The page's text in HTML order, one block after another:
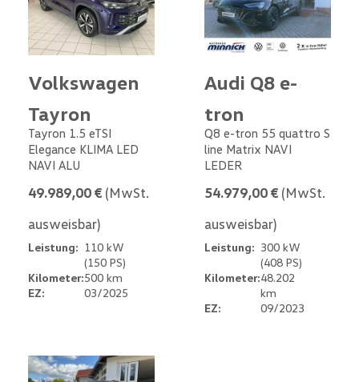
Volkswagen
Tayron
Tayron 1.5 eTSI
Elegance KLIMA LED
NAVI ALU
49.989,00 € (MwSt.
ausweisbar)
Leistung: 110 kW
(150 PS)
Kilometer:500 km
EZ:
03/2025
Audi Q8 e-
tron
Q8 e-tron 55 quattro S
line Matrix NAVI
LEDER
54.979,00 € (MwSt.
ausweisbar)
Leistung: 300 kW
(408 PS)
Kilometer:48.202
km
EZ:
09/2023